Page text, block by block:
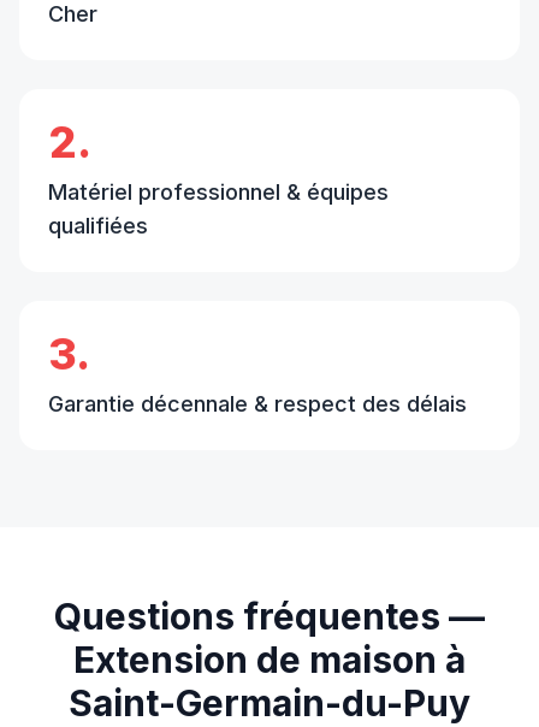
Cher
2.
Matériel professionnel & équipes
qualifiées
3.
Garantie décennale & respect des délais
Questions fréquentes —
Extension de maison à
Saint-Germain-du-Puy